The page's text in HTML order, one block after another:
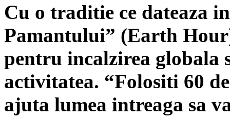
Cu o traditie ce dateaza
Pamantului” (Earth
pentru incalzirea globala
activitatea. “Folositi 60
ajuta lumea intreaga sa